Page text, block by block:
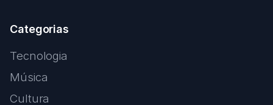
Categorias
Tecnologia
Música
Cultura